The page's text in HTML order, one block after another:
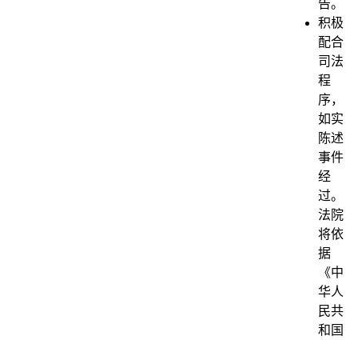
告。
积极
配合
司法
程
序，
如实
陈述
事件
经
过。
法院
将依
据
《中
华人
民共
和国